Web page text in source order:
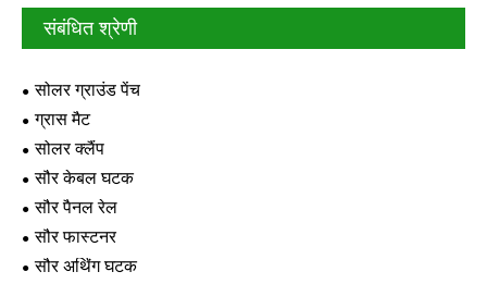
संबंधित श्रेणी
सोलर ग्राउंड पेंच
ग्रास मैट
सोलर क्लैंप
सौर केबल घटक
सौर पैनल रेल
सौर फास्टनर
सौर अर्थिंग घटक